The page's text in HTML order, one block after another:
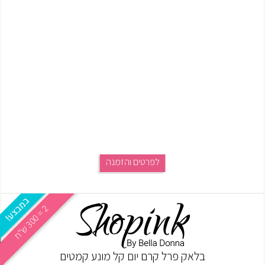
לפרטים והזמנה
2
=
3
0
0
ש
"
ח
בלאק פרל קרם יום קל מונע קמטים